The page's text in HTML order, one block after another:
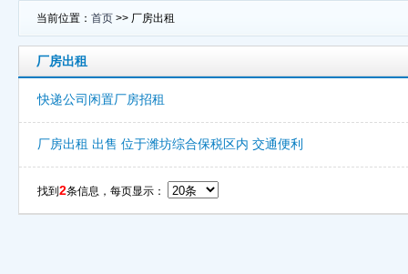
当前位置： 首页 >> 厂房出租
厂房出租
快递公司闲置厂房招租
厂房出租 出售 位于潍坊综合保税区内 交通便利
找到 2条信息，每页显示：